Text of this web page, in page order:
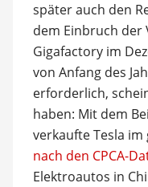
später auch den
dem Einbruch der
Gigafactory im
von Anfang des
erforderlich,
haben: Mit dem
verkaufte Tesla
nach den CPCA-
Elektroautos in